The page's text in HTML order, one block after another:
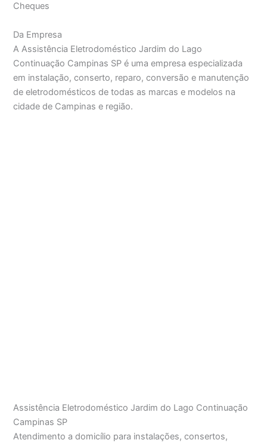
Cheques
Da Empresa
A Assistência Eletrodoméstico Jardim do Lago
Continuação Campinas SP é uma empresa especializada
em instalação, conserto, reparo, conversão e manutenção
de eletrodomésticos de todas as marcas e modelos na
cidade de Campinas e região.
Assistência Eletrodoméstico Jardim do Lago Continuação
Campinas SP
Atendimento a domicílio para instalações, consertos,